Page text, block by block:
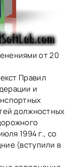
от 20
Правил
и
должностных
1994 г., со
(вступили в